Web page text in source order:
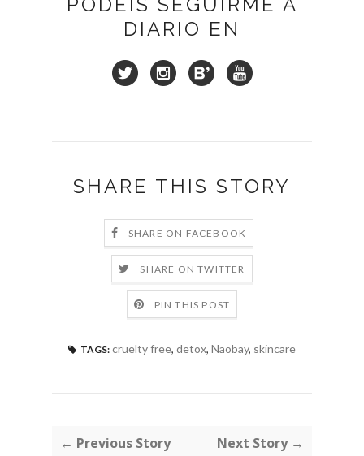
DIARIO EN
SHARE THIS STORY
SHARE ON FACEBOOK
SHARE ON TWITTER
PIN THIS POST
TAGS: cruelty free, detox, Naobay, skincare
← Previous Story Next Story →